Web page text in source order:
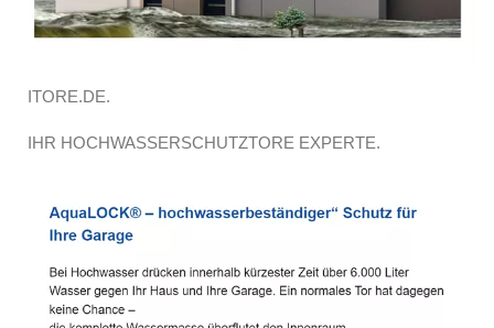
ITORE.DE.
IHR HOCHWASSERSCHUTZTORE EXPERTE.